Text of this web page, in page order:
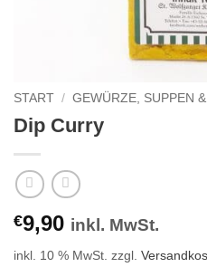
START / GEWÜRZE, SUPPEN
Dip Curry
€9,90 inkl. MwSt.
inkl. 10 % MwSt. zzgl.